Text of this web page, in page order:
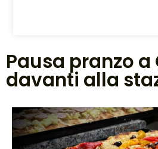
Pausa pranzo a
davanti alla